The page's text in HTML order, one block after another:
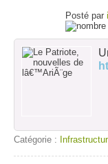
Posté par
Catégorie :